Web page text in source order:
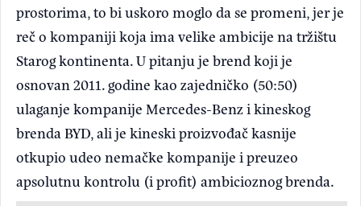
prostorima, to bi uskoro moglo da se promeni, jer je
reč o kompaniji koja ima velike ambicije na tržištu
Starog kontinenta. U pitanju je brend koji je
osnovan 2011. godine kao zajedničko (50:50)
ulaganje kompanije Mercedes-Benz i kineskog
brenda BYD, ali je kineski proizvođač kasnije
otkupio udeo nemačke kompanije i preuzeo
apsolutnu kontrolu (i profit) ambicioznog brenda.